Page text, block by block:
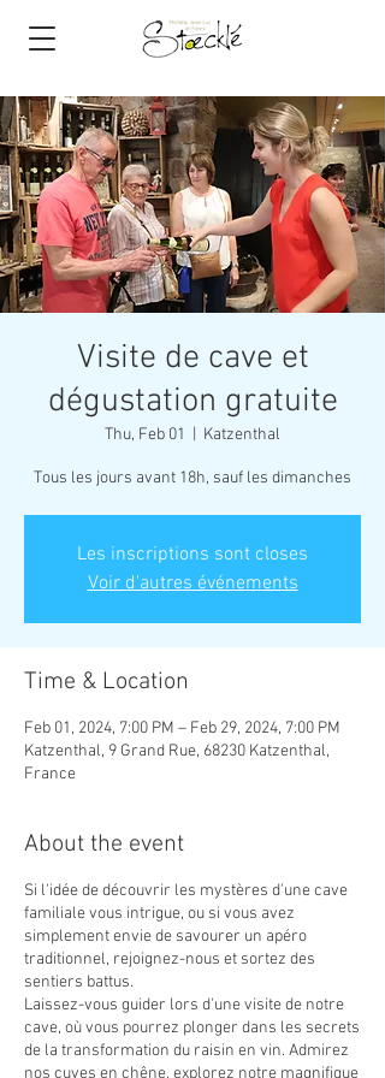
Visite de cave et
dégustation gratuite
Thu, Feb 01 Katzenthal
Tous les jours avant 18h, sauf les dimanches
Les inscriptions sont closes
Voir d'autres événements
Time & Location
Feb 01, 2024, 7:00 PM – Feb 29, 2024, 7:00 PM
Katzenthal, 9 Grand Rue, 68230 Katzenthal,
France
About the event
Si l'idée de découvrir les mystères d'une cave
familiale vous intrigue, ou si vous avez
simplement envie de savourer un apéro
traditionnel, rejoignez-nous et sortez des
sentiers battus.
Laissez-vous guider lors d'une visite de notre
cave, où vous pourrez plonger dans les secrets
de la transformation du raisin en vin. Admirez
nos cuves en chêne, explorez notre magnifique